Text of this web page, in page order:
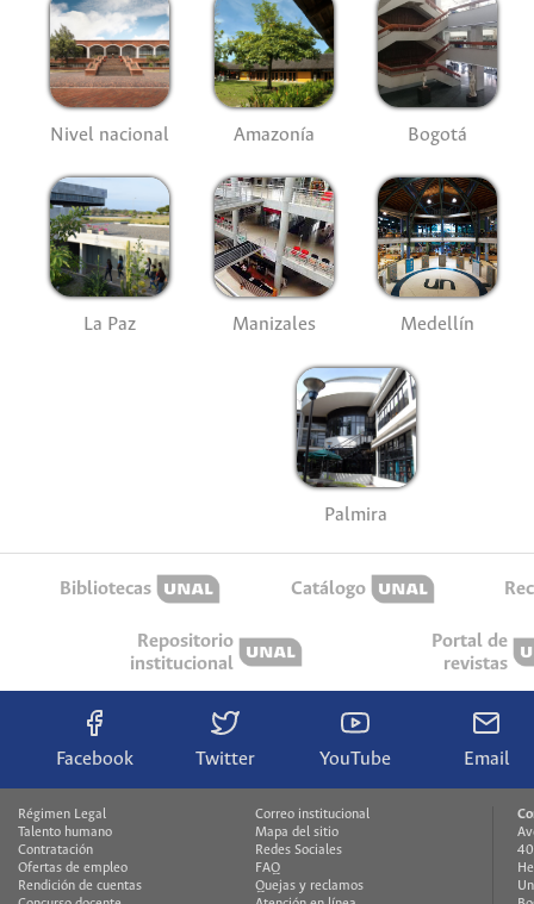
Nivel nacional Amazonía Bogotá
La Paz Manizales Medellín
Palmira
Bibliotecas Catálogo
Repositorio
institucional
Portal de
revistas
Facebook Twitter YouTube Email
Régimen Legal
Talento humano
Contratación
Ofertas de empleo
Rendición de cuentas
Correo institucional
Mapa del sitio
Redes Sociales
FAQ
Quejas y reclamos